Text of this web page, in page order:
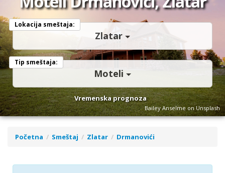
Lokacija smeštaja:
Zlatar
Tip smeštaja:
Moteli
Vremenska prognoza
Bailey Anselme on Unsplash
Početna Smeštaj Zlatar Drmanovići